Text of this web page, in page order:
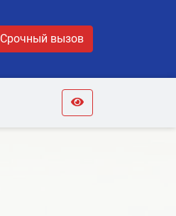
Срочный вызов